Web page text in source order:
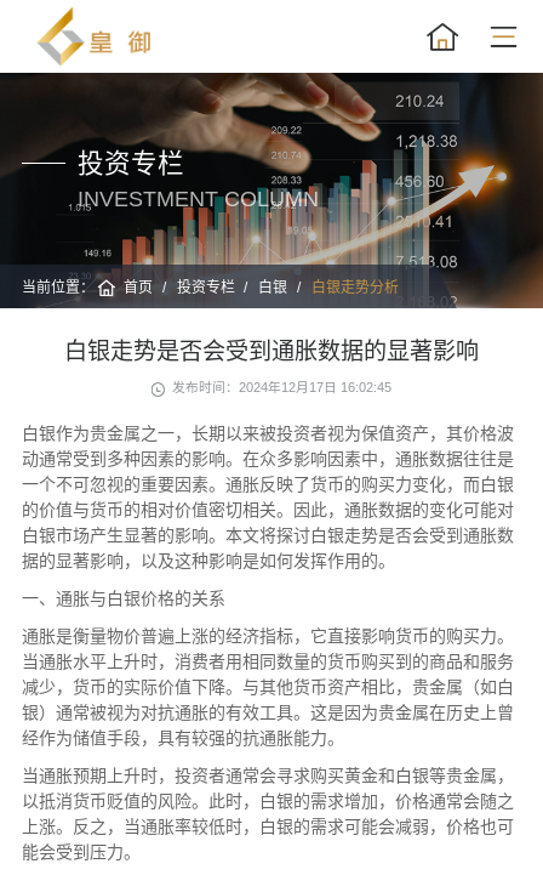
投资专栏
INVESTMENT COLUMN
当前位置： 首页 投资专栏 白银 白银走势分析
白银走势是否会受到通胀数据的显著影响
发布时间：2024年12月17日 16:02:45
白银作为贵金属之一，长期以来被投资者视为保值资产，其价格波
动通常受到多种因素的影响。在众多影响因素中，通胀数据往往是
一个不可忽视的重要因素。通胀反映了货币的购买力变化，而白银
的价值与货币的相对价值密切相关。因此，通胀数据的变化可能对
白银市场产生显著的影响。本文将探讨白银走势是否会受到通胀数
据的显著影响，以及这种影响是如何发挥作用的。
一、通胀与白银价格的关系
通胀是衡量物价普遍上涨的经济指标，它直接影响货币的购买力。
当通胀水平上升时，消费者用相同数量的货币购买到的商品和服务
减少，货币的实际价值下降。与其他货币资产相比，贵金属（如白
银）通常被视为对抗通胀的有效工具。这是因为贵金属在历史上曾
经作为储值手段，具有较强的抗通胀能力。
当通胀预期上升时，投资者通常会寻求购买黄金和白银等贵金属，
以抵消货币贬值的风险。此时，白银的需求增加，价格通常会随之
上涨。反之，当通胀率较低时，白银的需求可能会减弱，价格也可
能会受到压力。